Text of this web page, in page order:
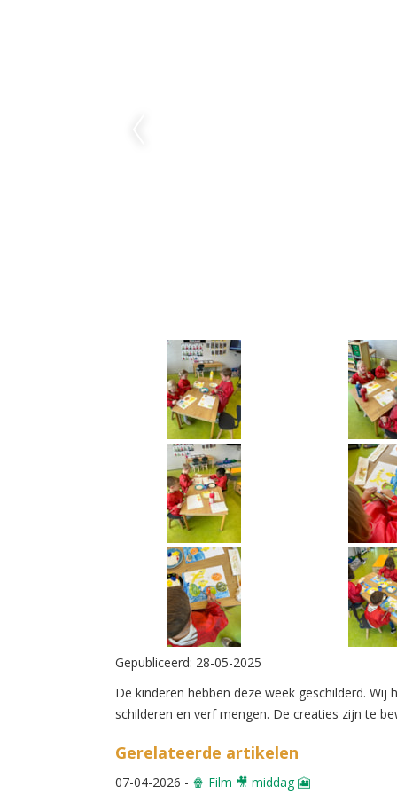
Gepubliceerd: 28-05-2025
De kinderen hebben deze week geschilderd.
schilderen en verf mengen. De creaties zijn te
Gerelateerde artikelen
07-04-2026 - 🍿 Film 🎥 middag 🎦